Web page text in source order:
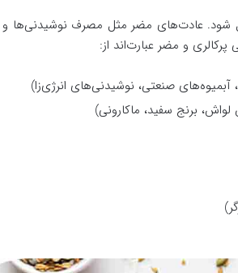
شود. عادت‌های مضر مثل مصرف نوشیدنی‌ها
پرکالری و مضر عبارت‌اند از:
صنعتی، نوشیدنی‌های انرژی‌زا)
برنج سفید، ماکارونی)